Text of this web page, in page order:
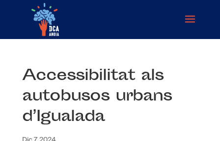
Accessibilitat als
autobusos urbans
d’Igualada